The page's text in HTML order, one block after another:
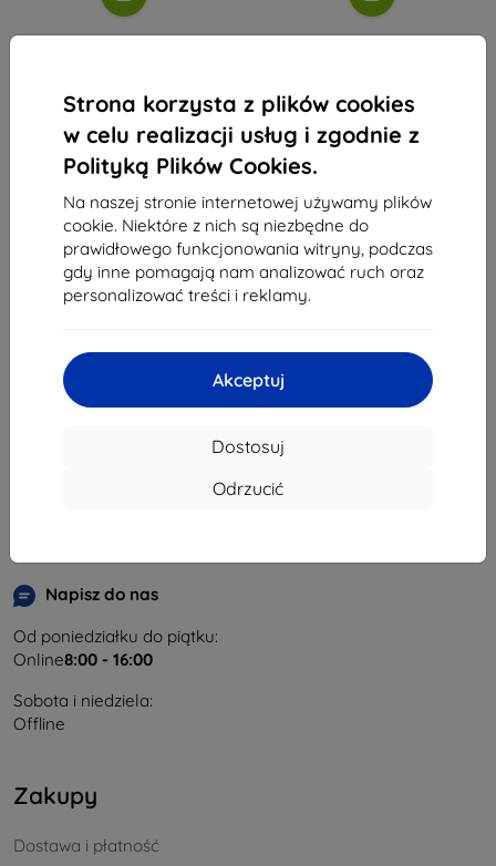
Strona korzysta z plików cookies
w celu realizacji usług i zgodnie z
Polityką Plików Cookies.
Na naszej stronie internetowej używamy plików
cookie. Niektóre z nich są niezbędne do
prawidłowego funkcjonowania witryny, podczas
gdy inne pomagają nam analizować ruch oraz
personalizować treści i reklamy.
Akceptuj
Dostosuj
Odrzucić
z całkowego
«
841 04 Bratislava
REGON:46701494
Napisz do nas
Od poniedziałku do piątku:
Online8:00 - 16:00
Sobota i niedziela:
Offline
Zakupy
Dostawa i płatność